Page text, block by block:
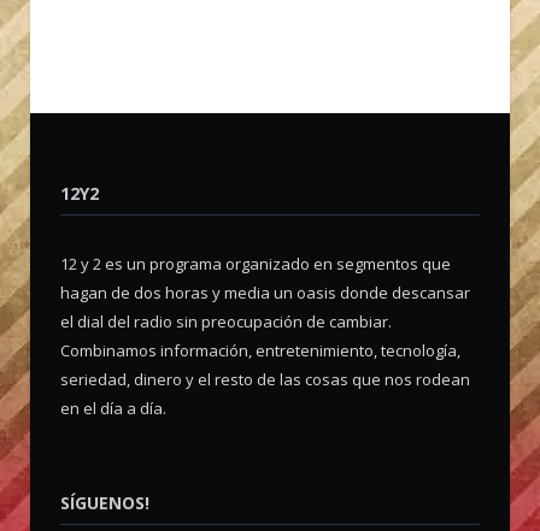
12Y2
12 y 2 es un programa organizado en segmentos que
hagan de dos horas y media un oasis donde descansar
el dial del radio sin preocupación de cambiar.
Combinamos información, entretenimiento, tecnología,
seriedad, dinero y el resto de las cosas que nos rodean
en el día a día.
SÍGUENOS!